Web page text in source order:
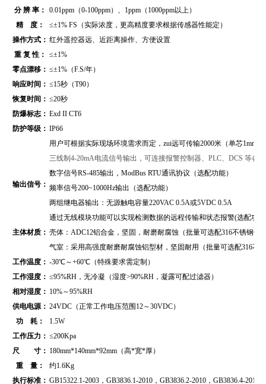
分 辨 率：
0.01ppm（0-100ppm）、1ppm（1000ppm以上）
精 度：
≤±1% FS（实际浓度，更高精度要求根据传感器性能定）
操作方式： 红外遥控器远、近距离操作、方便设置
重 复 性：
≤±1%
零点漂移： ≤±1%（F.S/年）
响应时间： ≤15秒（T90）
恢复时间： ≤20秒
防爆标志： Exd II CT6
防护等级： IP66
输出信号：
用户可根据实际现场环境需求而定，zui远可传输2000米（单芯1mm2
三线制4-20mA电流信号输出，可连接报警控制器、PLC、DCS 等各
数字信号RS-485输出， ModBus RTU通讯协议 （选配功能）
频率信号200~1000Hz输出（选配功能）
两组继电器输出：无源触电容量220VAC 0.5A或5VDC 0.5A
通过无线模块功能可以实现检测数据的远程传输和状态报警(选配功
主体材质： 壳体：ADC12铝合金，坚固，耐磨耐腐蚀（批量可选配316不锈钢壳
气室：采用高强度耐磨耐腐蚀铝型材，坚固耐用（批量可选配316不
工作温度： -30℃～+60℃（特殊要求需定制）
工作湿度： ≤95%RH，无冷凝（湿度>90%RH，凝露可配过滤器）
相对湿度： 10%～95%RH
供电电源： 24VDC（正常工作电压范围12～30VDC）
功 耗：
1.5W
工作压力： ≤200Kpa
尺 寸： 180mm*140mm*92mm（高*宽*厚）
重 量：
约1.6Kg
执行标准： GB15322.1-2003，GB3836.1-2010，GB3836.2-2010，GB3836.4-2010